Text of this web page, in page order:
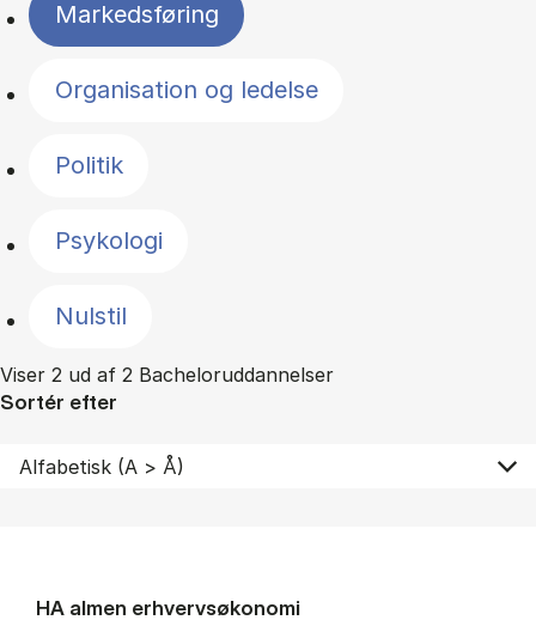
Markedsføring
Organisation og ledelse
Politik
Psykologi
Nulstil
Viser 2 ud af 2 Bacheloruddannelser
Sortér efter
HA al­men erhvervs­økonomi